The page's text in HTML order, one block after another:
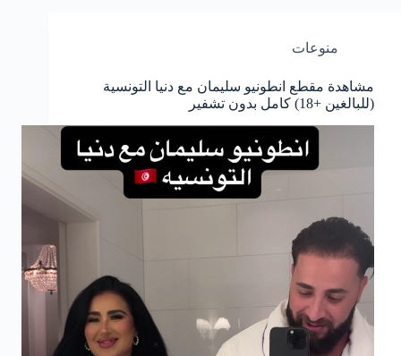
منوعات
مشاهدة مقطع انطونيو سليمان مع دنيا التونسية
(للبالغين +18) كامل بدون تشفير